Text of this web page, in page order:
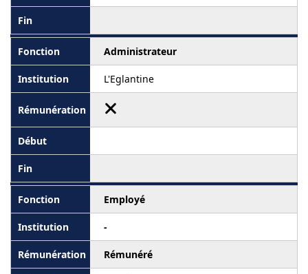
Administrateur
L'Eglantine
Employé
-
Rémunéré